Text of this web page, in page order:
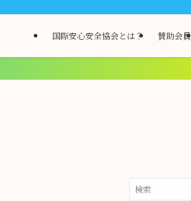
国際安心安全協会とは？ 賛助会員